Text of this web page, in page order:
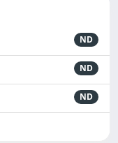
ND
ND
ND